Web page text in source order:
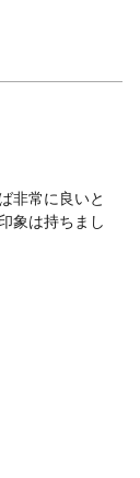
非常に良いと
象は持ちまし